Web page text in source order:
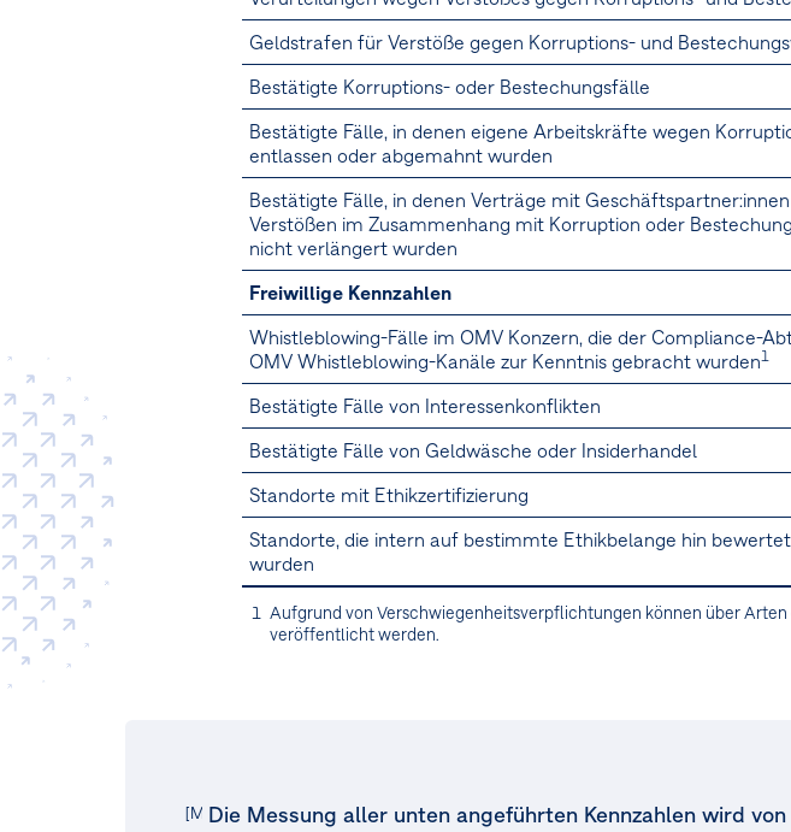
Geldstrafen für Verstöße gegen Korruptions- und
Bestätigte Korruptions- oder Bestechungsfälle
Bestätigte Fälle, in denen eigene Arbeitskräfte wegen
entlassen oder abgemahnt wurden
Bestätigte Fälle, in denen Verträge mit
Verstößen im Zusammenhang mit Korruption oder
nicht verlängert wurden
Freiwillige Kennzahlen
Whistleblowing-Fälle im OMV Konzern, die der Compliance-
OMV Whistleblowing-Kanäle zur Kenntnis gebracht wurden1
Bestätigte Fälle von Interessenkonflikten
Bestätigte Fälle von Geldwäsche oder Insiderhandel
Standorte mit Ethikzertifizierung
Standorte, die intern auf bestimmte Ethikbelange hin
wurden
1 Aufgrund von Verschwiegenheitsverpflichtungen können über
veröffentlicht werden.
[MDR-M.77b]
Die Messung aller unten angeführten Kennzahlen wird